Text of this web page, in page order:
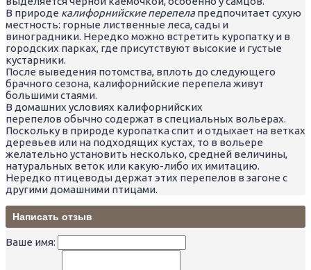
В природе калифорнийские перепела предпочитает сухую
местность: горные лиственные леса, сады и
виноградники. Нередко можно встретить куропатку и в
городских парках, где присутствуют высокие и густые
кустарники.
После выведения потомства, вплоть до следующего
брачного сезона, калифорнийские перепела живут
большими стаями.
В домашних условиях калифорнийских
перепелов обычно содержат в специальных вольерах.
Поскольку в природе куропатка спит и отдыхает на ветках
деревьев или на подходящих кустах, то в вольере
желательно установить несколько, средней величины,
натуральных веток или какую-либо их имитацию.
Нередко птицеводы держат этих перепелов в загоне с
другими домашними птицами.
Написать отзыв
Ваше имя: